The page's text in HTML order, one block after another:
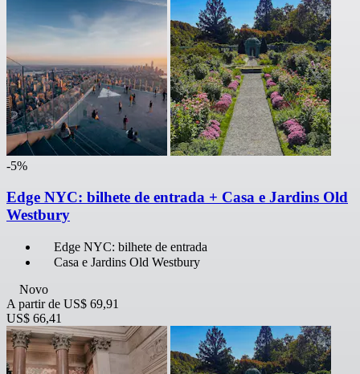
-5%
Edge NYC: bilhete de entrada + Casa e Jardins Old
Westbury
Edge NYC: bilhete de entrada
Casa e Jardins Old Westbury
Novo
A partir de US$ 69,91
US$ 66,41